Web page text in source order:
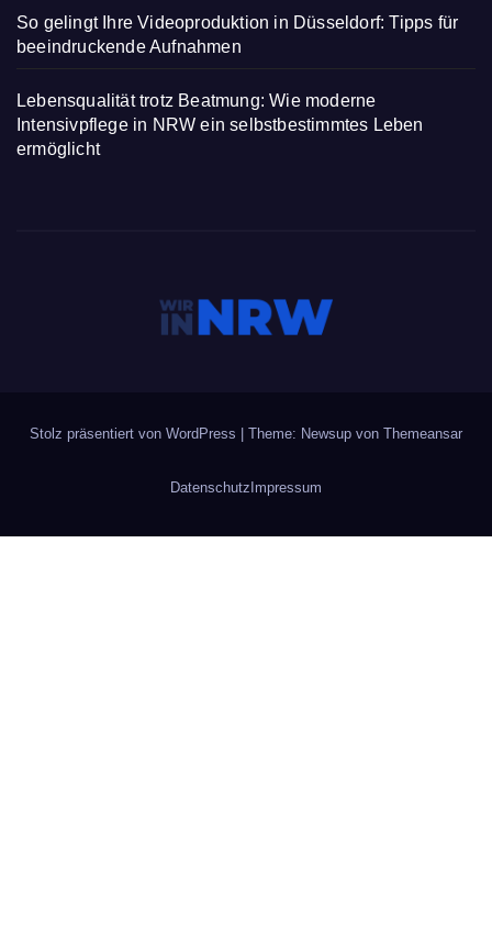
So gelingt Ihre Videoproduktion in Düsseldorf: Tipps für
beeindruckende Aufnahmen
Lebensqualität trotz Beatmung: Wie moderne
Intensivpflege in NRW ein selbstbestimmtes Leben
ermöglicht
Stolz präsentiert von WordPress Theme: Newsup von Themeansar
DatenschutzImpressum